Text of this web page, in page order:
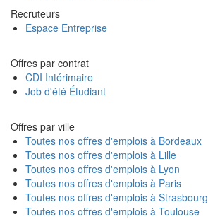
Recruteurs
Espace Entreprise
Offres par contrat
CDI Intérimaire
Job d'été Étudiant
Offres par ville
Toutes nos offres d'emplois à Bordeaux
Toutes nos offres d'emplois à Lille
Toutes nos offres d'emplois à Lyon
Toutes nos offres d'emplois à Paris
Toutes nos offres d'emplois à Strasbourg
Toutes nos offres d'emplois à Toulouse